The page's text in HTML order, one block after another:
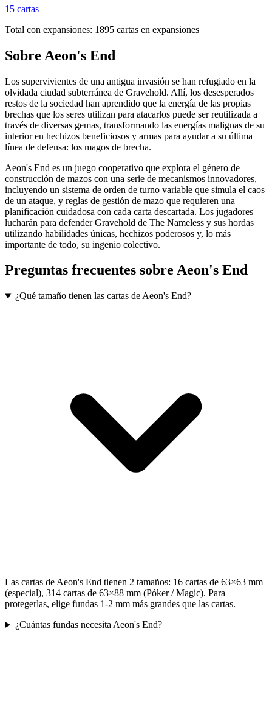
15 cartas
Total con expansiones: 1895 cartas en expansiones
Sobre Aeon's End
Los supervivientes de una antigua invasión se han refugiado en la
olvidada ciudad subterránea de Gravehold. Allí, los desesperados
restos de la sociedad han aprendido que la energía de las propias
brechas que los seres utilizan para atacarlos puede ser reutilizada a
través de diversas gemas, transformando las energías malignas de su
interior en hechizos beneficiosos y armas para ayudar a su última
línea de defensa: los magos de brecha.
Aeon's End es un juego cooperativo que explora el género de
construcción de mazos con una serie de mecanismos innovadores,
incluyendo un sistema de orden de turno variable que simula el caos
de un ataque, y reglas de gestión de mazo que requieren una
planificación cuidadosa con cada carta descartada. Los jugadores
lucharán para defender Gravehold de The Nameless y sus hordas
utilizando habilidades únicas, hechizos poderosos y, lo más
importante de todo, su ingenio colectivo.
Preguntas frecuentes sobre Aeon's End
¿Qué tamaño tienen las cartas de Aeon's End?
Las cartas de Aeon's End tienen 2 tamaños: 16 cartas de 63×63 mm
(especial), 314 cartas de 63×88 mm (Póker / Magic). Para
protegerlas, elige fundas 1-2 mm más grandes que las cartas.
¿Cuántas fundas necesita Aeon's End?